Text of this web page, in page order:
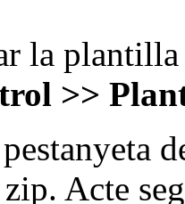
la plantilla
>>
Acte